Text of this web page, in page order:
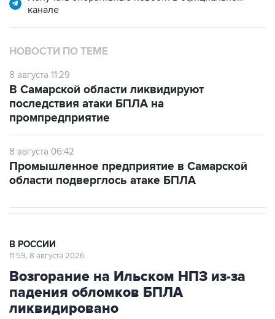
канале
НОВОСТИ ПО ТЕМЕ
8 августа 11:29
В Самарской области ликвидируют
последствия атаки БПЛА на
промпредприятие
8 августа 06:42
Промышленное предприятие в Самарской
области подверглось атаке БПЛА
В РОССИИ
11:59, 8 августа 2026
Возгорание на Ильском НПЗ из-за
падения обломков БПЛА
ликвидировано